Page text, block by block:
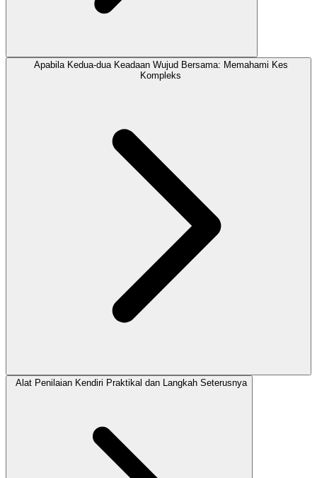
Apabila Kedua-dua Keadaan Wujud Bersama: Memahami Kes
Kompleks
Alat Penilaian Kendiri Praktikal dan Langkah Seterusnya